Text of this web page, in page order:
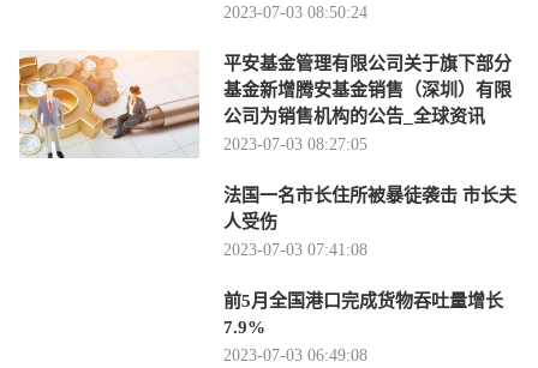
2023-07-03 08:50:24
平安基金管理有限公司关于旗下部分
基金新增腾安基金销售（深圳）有限
公司为销售机构的公告_全球资讯
2023-07-03 08:27:05
法国一名市长住所被暴徒袭击 市长夫
人受伤
2023-07-03 07:41:08
前5月全国港口完成货物吞吐量增长
7.9%
2023-07-03 06:49:08